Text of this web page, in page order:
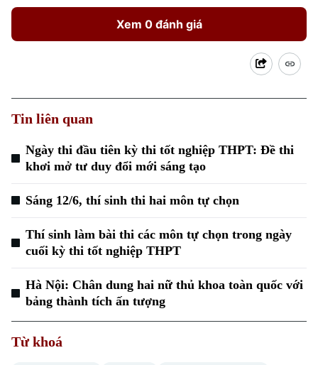
Người Việt 4 phương
Cafe sáng
Doanh nghiệp
Đầu tư
Đất đai
Kinh nghiệm
Tàu và Xe
Ô tô
Thị trường
Đánh giá
Giáo dục
Hướng nghiệp
Văn hóa
Tin tức
Di tích
Sức khỏe
Dinh dưỡng
Tư vấn sức khỏe
Quần vợt
Xem 0 đánh giá
Tin liên quan
Ngày thi đầu tiên kỳ thi tốt nghiệp THPT: Đề thi
khơi mở tư duy đổi mới sáng tạo
Sáng 12/6, thí sinh thi hai môn tự chọn
Thí sinh làm bài thi các môn tự chọn trong ngày
cuối kỳ thi tốt nghiệp THPT
Hà Nội: Chân dung hai nữ thủ khoa toàn quốc với
bảng thành tích ấn tượng
Từ khoá